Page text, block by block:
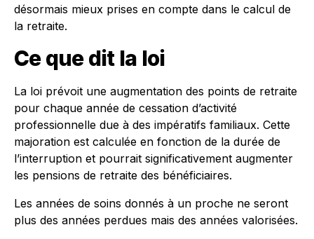
désormais mieux prises en compte dans le calcul de
la retraite.
Ce que dit la loi
La loi prévoit une augmentation des points de retraite
pour chaque année de cessation d’activité
professionnelle due à des impératifs familiaux. Cette
majoration est calculée en fonction de la durée de
l’interruption et pourrait significativement augmenter
les pensions de retraite des bénéficiaires.
Les années de soins donnés à un proche ne seront
plus des années perdues mais des années valorisées.